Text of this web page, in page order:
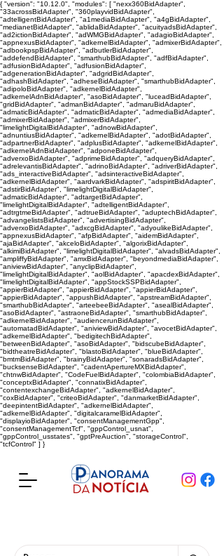
{ "version": "10.12.0", "modules": [ "nexx360BidAdapter",
"33acrossBidAdapter", "360playvidBidAdapter",
"adtelligentBidAdapter", "a1mediaBidAdapter", "a4gBidAdapter",
"medianetBidAdapter", "ablidaBidAdapter", "acuityadsBidAdapter",
"ad2ictionBidAdapter", "adWMGBidAdapter", "adagioBidAdapter",
"appnexusBidAdapter", "adkernelBidAdapter", "admixerBidAdapter",
"adbookpspBidAdapter", "adbutlerBidAdapter",
"addefendBidAdapter", "smarthubBidAdapter", "adfBidAdapter",
"adfusionBidAdapter", "adfusionBidAdapter",
"adgenerationBidAdapter", "adgridBidAdapter",
"adhashBidAdapter", "adheseBidAdapter", "smarthubBidAdapter",
"adipoloBidAdapter", "adkernelBidAdapter",
"adkernelAdnBidAdapter", "asoBidAdapter", "luceadBidAdapter",
"gridBidAdapter", "admanBidAdapter", "admaruBidAdapter",
"admaticBidAdapter", "admaticBidAdapter", "admediaBidAdapter",
"admixerBidAdapter", "admixerBidAdapter",
"limelightDigitalBidAdapter", "adnowBidAdapter",
"adnuntiusBidAdapter", "adkernelBidAdapter", "adotBidAdapter",
"adpartnerBidAdapter", "adplusBidAdapter", "adkernelBidAdapter",
"adkernelAdnBidAdapter", "adponeBidAdapter",
"adverxoBidAdapter", "adprimeBidAdapter", "adqueryBidAdapter",
"adrelevantisBidAdapter", "adrinoBidAdapter", "adriverBidAdapter",
"ads_interactiveBidAdapter", "adsinteractiveBidAdapter",
"adkernelBidAdapter", "aardvarkBidAdapter", "adspiritBidAdapter",
"adstirBidAdapter", "limelightDigitalBidAdapter",
"admaticBidAdapter", "adtargetBidAdapter",
"limelightDigitalBidAdapter", "adtelligentBidAdapter",
"adtrgtmeBidAdapter", "adtrueBidAdapter", "aduptechBidAdapter",
"advangelistsBidAdapter", "advertisingBidAdapter",
"adverxoBidAdapter", "adxcgBidAdapter", "adyoulikeBidAdapter",
"appnexusBidAdapter", "afpBidAdapter", "aidemBidAdapter",
"ajaBidAdapter", "akceloBidAdapter", "algorixBidAdapter",
"alkimiBidAdapter", "limelightDigitalBidAdapter", "alvadsBidAdapter",
"ampliffyBidAdapter", "amxBidAdapter", "beyondmediaBidAdapter",
"aniviewBidAdapter", "anyclipBidAdapter",
"limelightDigitalBidAdapter", "aolBidAdapter", "apacdexBidAdapter",
"limelightDigitalBidAdapter", "appStockSSPBidAdapter",
"appierBidAdapter", "appierBidAdapter", "appierBidAdapter",
"appierBidAdapter", "appushBidAdapter", "apstreamBidAdapter",
"smarthubBidAdapter", "arteebeeBidAdapter", "asealBidAdapter",
"asoBidAdapter", "astraoneBidAdapter", "smarthubBidAdapter",
"adkernelBidAdapter", "audiencerunBidAdapter",
"automatadBidAdapter", "aniviewBidAdapter", "avocetBidAdapter",
"adkernelBidAdapter", "bedigitechBidAdapter",
"betweenBidAdapter", "asoBidAdapter", "bidscubeBidAdapter",
"bidtheatreBidAdapter", "blastoBidAdapter", "blueBidAdapter",
"bmtmBidAdapter", "brainyBidAdapter", "sonaradsBidAdapter",
"bucksenseBidAdapter", "cadentApertureMXBidAdapter",
"chtnwBidAdapter", "CodeFuelBidAdapter", "colombiaBidAdapter",
"conceptxBidAdapter", "connatixBidAdapter",
"contentexchangeBidAdapter", "adkernelBidAdapter",
"coxBidAdapter", "criteoBidAdapter", "danmarketBidAdapter",
"deepintentBidAdapter", "adkernelBidAdapter",
"adkernelBidAdapter", "digitalcaramelBidAdapter",
"displayioBidAdapter", "consentManagementGpp",
"consentManagementTcf", "gppControl_usnat",
"gppControl_usstates", "gptPreAuction", "storageControl",
"tcfControl" ] }